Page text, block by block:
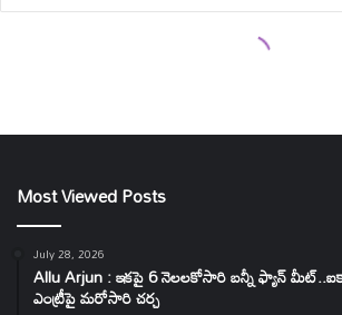
Most Viewed Posts
July 28, 2026
Allu Arjun : ఇకపై 6 నెలలకోసారి బన్నీ ఫ్యాన్
ఎంట్రీపై మరోసారి చర్చ